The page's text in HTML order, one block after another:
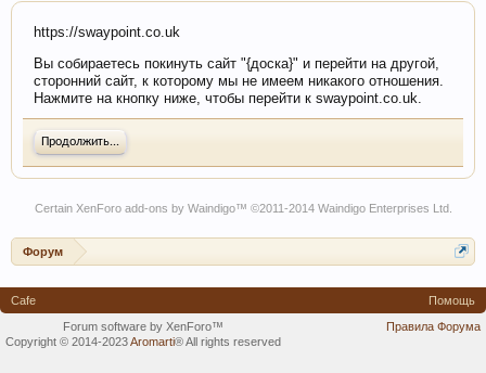
https://swaypoint.co.uk
Вы собираетесь покинуть сайт "{доска}" и перейти на другой,
сторонний сайт, к которому мы не имеем никакого отношения.
Нажмите на кнопку ниже, чтобы перейти к swaypoint.co.uk.
Продолжить...
Certain XenForo add-ons by Waindigo™ ©2011-2014 Waindigo Enterprises Ltd.
Форум
Cafe
Помощь
Правила Форума
Forum software by XenForo™
Copyright © 2014-2023Aromarti®All rights reserved